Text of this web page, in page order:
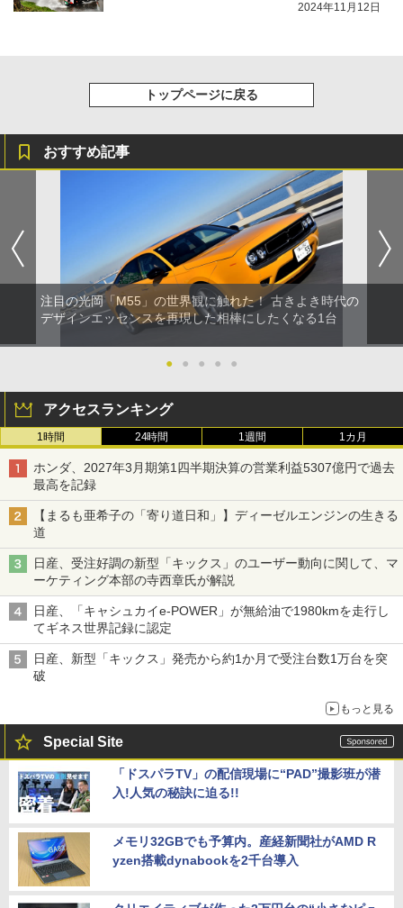
2024年11月12日
トップページに戻る
おすすめ記事
注目の光岡「M55」の世界観に触れた！ 古きよき時代の
デザインエッセンスを再現した相棒にしたくなる1台
● ● ● ● ●
アクセスランキング
1時間 24時間 1週間 1カ月
ホンダ、2027年3月期第1四半期決算の営業利益5307億円で過去
最高を記録
【まるも亜希子の「寄り道日和」】ディーゼルエンジンの生きる
道
日産、受注好調の新型「キックス」のユーザー動向に関して、マ
ーケティング本部の寺西章氏が解説
日産、「キャシュカイe-POWER」が無給油で1980kmを走行し
てギネス世界記録に認定
日産、新型「キックス」発売から約1か月で受注台数1万台を突
破
もっと見る
Special Site
「ドスパラTV」の配信現場に“PAD”撮影班が潜
入!人気の秘訣に迫る!!
メモリ32GBでも予算内。産経新聞社がAMD R
yzen搭載dynabookを2千台導入